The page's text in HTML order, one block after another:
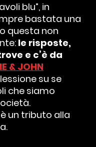
blu”, in
bastata una
questa non
le risposte,
e c’è da
& JOHN
su se
che siamo
un tributo alla